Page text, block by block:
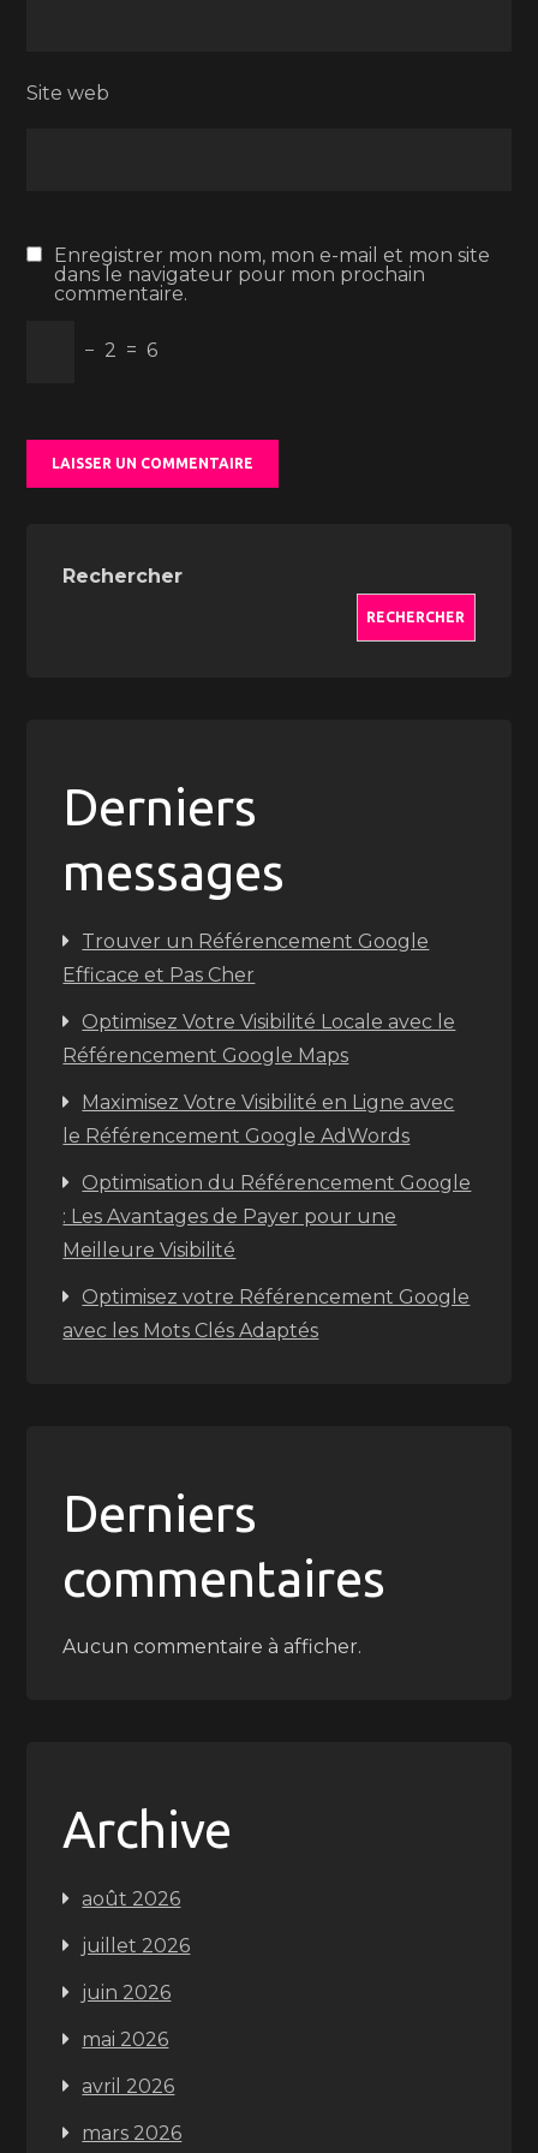
Site web
Enregistrer mon nom, mon e-mail et mon site
dans le navigateur pour mon prochain
commentaire.
− 2 = 6
Rechercher
RECHERCHER
Derniers
messages
Trouver un Référencement Google
Efficace et Pas Cher
Optimisez Votre Visibilité Locale avec le
Référencement Google Maps
Maximisez Votre Visibilité en Ligne avec
le Référencement Google AdWords
Optimisation du Référencement Google
: Les Avantages de Payer pour une
Meilleure Visibilité
Optimisez votre Référencement Google
avec les Mots Clés Adaptés
Derniers
commentaires
Aucun commentaire à afficher.
Archive
août 2026
juillet 2026
juin 2026
mai 2026
avril 2026
mars 2026